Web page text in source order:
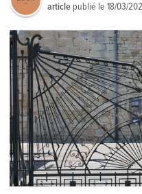
article publié le18/03/